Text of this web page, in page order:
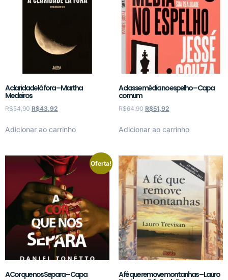
A claridade lá fora – Martha
Medeiros
R$54,90 R$43,92
Adicionar ao carrinho
A classe média no espelho – Capa
comum
R$64,90 R$51,92
Adicionar ao carrinho
Oferta!
A Cor que nos Separa – Capa A fé que remove montanhas – Lauro